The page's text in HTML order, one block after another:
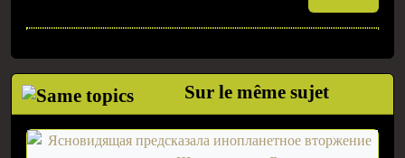
Sur le même sujet